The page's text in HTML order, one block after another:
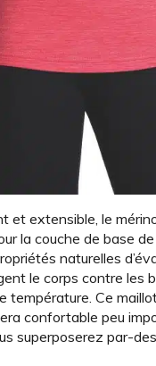
et extensible, le
la couche de base
naturelles
le corps contre les
température. Ce
confortable peu
superposerez par-